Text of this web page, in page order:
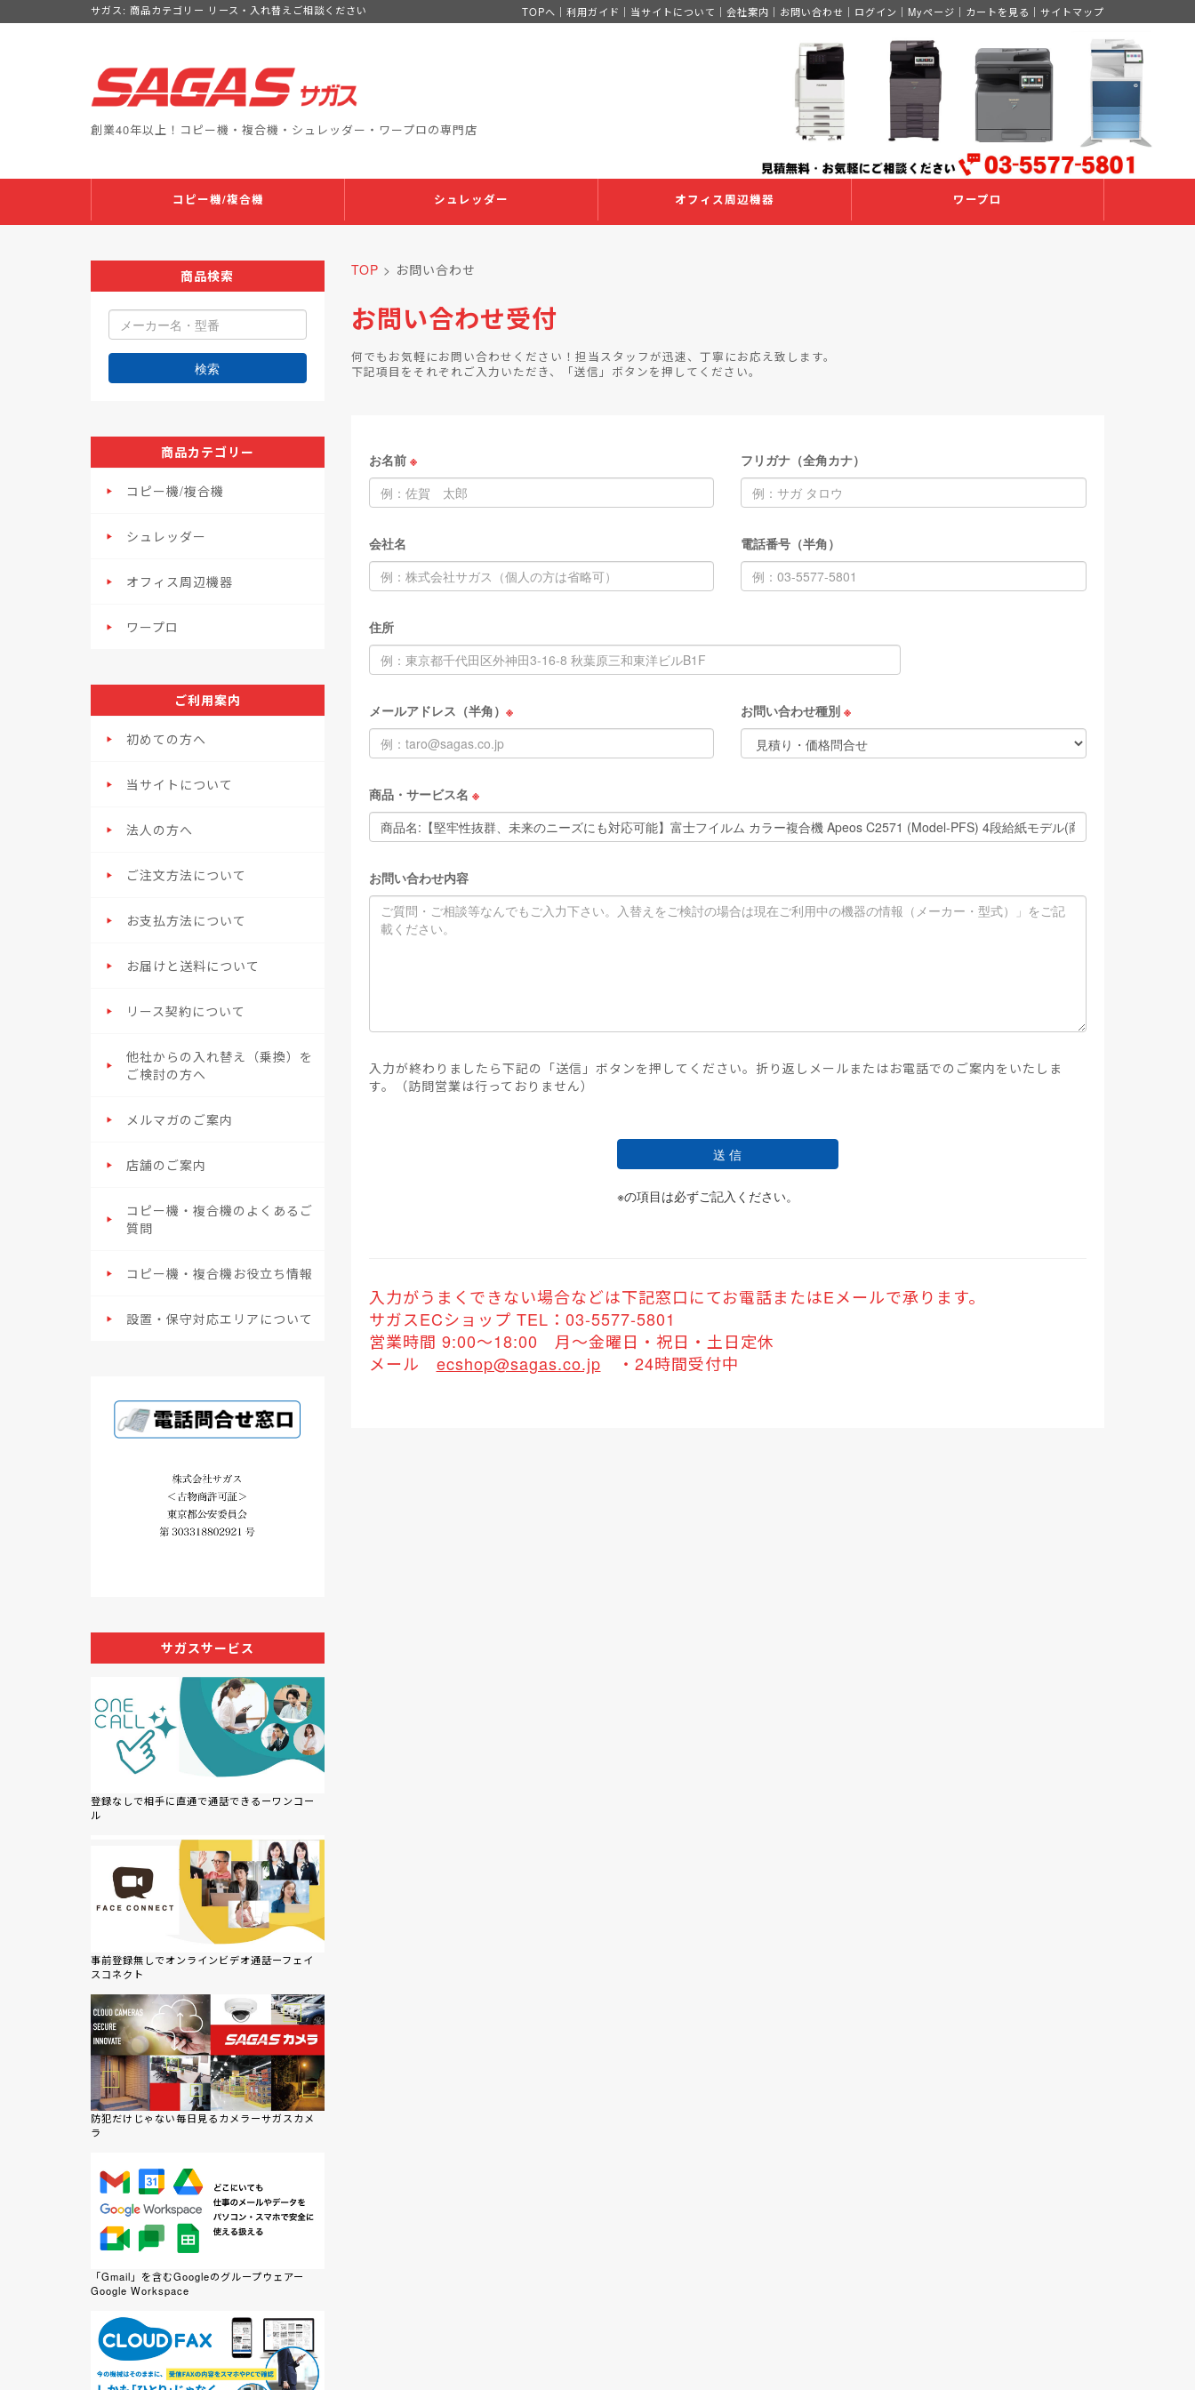
サガス: 商品カテゴリー リース・入れ替えご相談ください TOPへ ｜ 利用ガイド ｜ 当サイトについて ｜ 会社案内 ｜ お問い合わせ ｜ ログイン ｜ Myページ ｜ カートを見る ｜ サイトマップ
創業40年以上！コピー機・複合機・シュレッダー・ワープロの専門店
コピー機/複合機 シュレッダー オフィス周辺機器 ワープロ
商品検索
検索
商品カテゴリー
コピー機/複合機
シュレッダー
オフィス周辺機器
ワープロ
ご利用案内
初めての方へ
当サイトについて
法人の方へ
ご注文方法について
お支払方法について
お届けと送料について
リース契約について
他社からの入れ替え（乗換）を
ご検討の方へ
メルマガのご案内
店舗のご案内
コピー機・複合機のよくあるご
質問
コピー機・複合機お役立ち情報
設置・保守対応エリアについて
サガスサービス
登録なしで相手に直通で通話できるーワンコー
ル
事前登録無しでオンラインビデオ通話ーフェイ
スコネクト
防犯だけじゃない毎日見るカメラーサガスカメ
ラ
「Gmail」を含むGoogleのグループウェアー
Google Workspace
TOP > お問い合わせ
お問い合わせ受付
何でもお気軽にお問い合わせください！担当スタッフが迅速、丁寧にお応え致します。
下記項目をそれぞれご入力いただき、「送信」ボタンを押してください。
お名前 ※ フリガナ（全角カナ）
会社名 電話番号（半角）
住所
メールアドレス（半角） ※ お問い合わせ種別※
商品・サービス名 ※
お問い合わせ内容
入力が終わりましたら下記の「送信」ボタンを押してください。折り返しメールまたはお電話でのご案内をいたしま
す。（訪問営業は行っておりません）
送 信
※の項目は必ずご記入ください。
入力がうまくできない場合などは下記窓口にてお電話またはEメールで承ります。
サガスECショップ TEL：03-5577-5801
営業時間 9:00～18:00 月～金曜日・祝日・土日定休
メール ecshop@sagas.co.jp ・24時間受付中